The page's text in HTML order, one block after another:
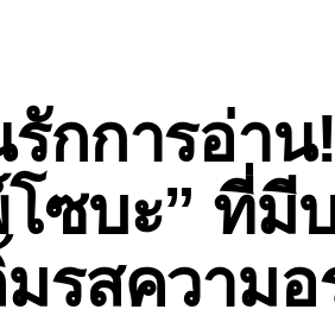
กการอ่า
ซบะ” ที่มี
รสความอ